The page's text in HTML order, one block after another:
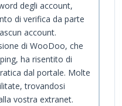
degli account,
di verifica da parte
account.
di WooDoo, che
ha risentito di
dal portale. Molte
trovandosi
vostra extranet.